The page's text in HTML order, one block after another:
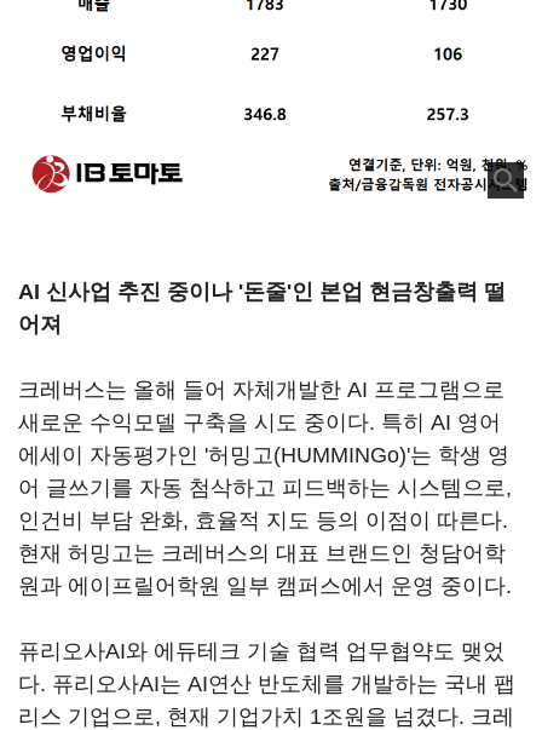
AI 신사업 추진 중이나 '돈줄'인 본업 현금창출력 떨
어져
크레버스는 올해 들어 자체개발한 AI 프로그램으로
새로운 수익모델 구축을 시도 중이다. 특히 AI 영어
에세이 자동평가인 '허밍고(HUMMINGo)'는 학생 영
어 글쓰기를 자동 첨삭하고 피드백하는 시스템으로,
인건비 부담 완화, 효율적 지도 등의 이점이 따른다.
현재 허밍고는 크레버스의 대표 브랜드인 청담어학
원과 에이프릴어학원 일부 캠퍼스에서 운영 중이다.
퓨리오사AI와 에듀테크 기술 협력 업무협약도 맺었
다. 퓨리오사AI는 AI연산 반도체를 개발하는 국내 팹
리스 기업으로, 현재 기업가치 1조원을 넘겼다. 크레